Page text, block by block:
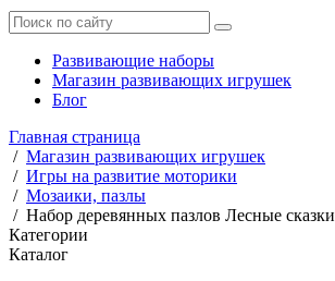
Развивающие наборы
Магазин развивающих игрушек
Блог
Главная страница
/ Магазин развивающих игрушек
/ Игры на развитие моторики
/ Мозаики, пазлы
/ Набор деревянных пазлов Лесные сказки
Категории
Каталог